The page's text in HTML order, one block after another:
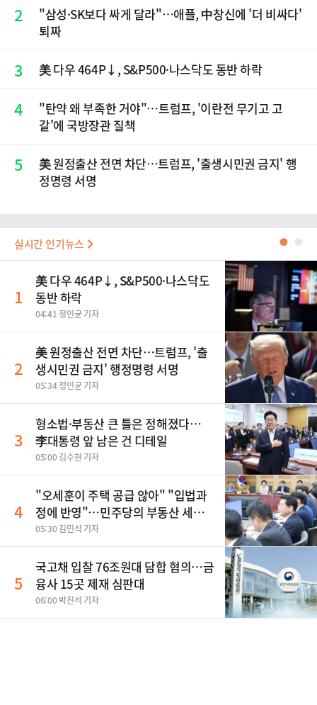
재점화, 김민석 "과반 승리 가능성 99%" 등
2
"삼성·SK보다 싸게 달라"…애플, 中창신에 '더 비싸다'
퇴짜
3 美 다우 464P↓, S&P500·나스닥도 동반 하락
4
"탄약 왜 부족한 거야"…트럼프, '이란전 무기고 고
갈'에 국방장관 질책
5
美 원정출산 전면 차단…트럼프, '출생시민권 금지' 행
정명령 서명
실시간 인기뉴스 ●
1
美 다우 464P↓, S&P500·나스닥도
동반 하락
04:41 정인균 기자
2
美 원정출산 전면 차단…트럼프, '출
생시민권 금지' 행정명령 서명
05:34 정인균 기자
3
형소법·부동산 큰 틀은 정해졌다…
李대통령 앞 남은 건 디테일
05:00 김수현 기자
4
"오세훈이 주택 공급 않아" "입법과
정에 반영"…민주당의 부동산 세제
개편 해법은
05:30 김민석 기자
5
국고채 입찰 76조원대 담합 혐의…금
융사 15곳 제재 심판대
06:00 박진석 기자